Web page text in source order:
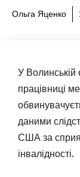
Ольга Яценко
У Волинській
працівниці
даними
США за
інвалідності.